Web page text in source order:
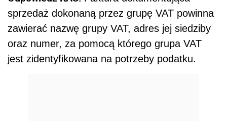
sprzedaż dokonaną przez grupę VAT powinna
zawierać nazwę grupy VAT, adres jej siedziby
oraz numer, za pomocą którego grupa VAT
jest zidentyfikowana na potrzeby podatku.